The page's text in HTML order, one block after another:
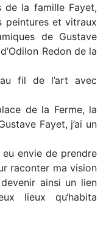
de la famille Fayet,
peintures et vitraux
de Gustave
Redon de la
fil de l’art avec
de la Ferme, la
Fayet, j’ai un
eu envie de prendre
raconter ma vision
ainsi un lien
lieux qu‘habita